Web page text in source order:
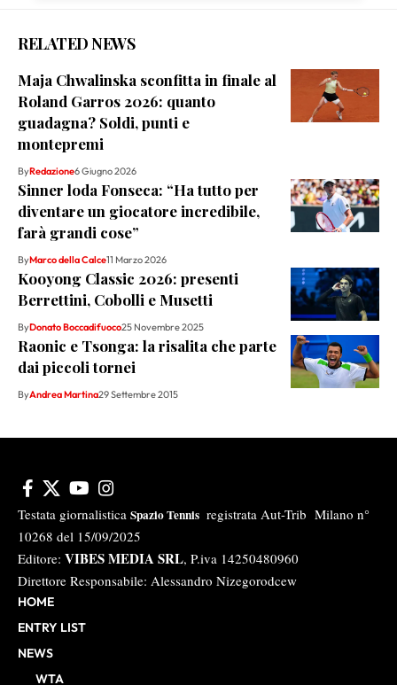
RELATED NEWS
Maja Chwalinska sconfitta in finale al
Roland Garros 2026: quanto
guadagna? Soldi, punti e
montepremi
ByRedazione6 Giugno 2026
Sinner loda Fonseca: “Ha tutto per
diventare un giocatore incredibile,
farà grandi cose”
ByMarco della Calce11 Marzo 2026
Kooyong Classic 2026: presenti
Berrettini, Cobolli e Musetti
ByDonato Boccadifuoco25 Novembre 2025
Raonic e Tsonga: la risalita che parte
dai piccoli tornei
ByAndrea Martina29 Settembre 2015
Testata giornalistica Spazio Tennis registrata Aut-Trib Milano n°
10268 del 15/09/2025
Editore: VIBES MEDIA SRL, P.iva 14250480960
Direttore Responsabile: Alessandro Nizegorodcew
HOME
ENTRY LIST
NEWS
WTA